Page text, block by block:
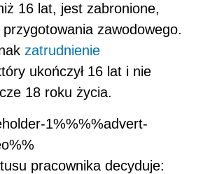
16 lat, jest zabronione,
zawodowego.
zatrudnienie
ukończył 16 lat i nie
18 roku życia.
1%%%%advert-
pracownika decyduje: